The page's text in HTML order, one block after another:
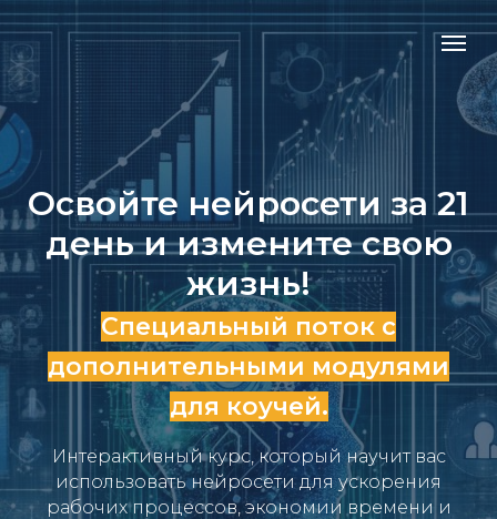
Освойте нейросети за 21
день и измените свою
жизнь!
Специальный поток с
дополнительными модулями
для коучей.
Интерактивный курс, который научит вас
использовать нейросети для ускорения
рабочих процессов, экономии времени и